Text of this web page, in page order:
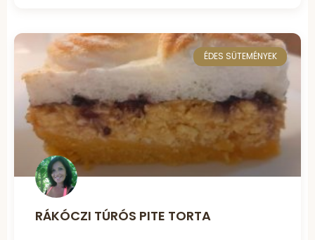
ÉDES SÜTEMÉNYEK
RÁKÓCZI TÚRÓS PITE TORTA